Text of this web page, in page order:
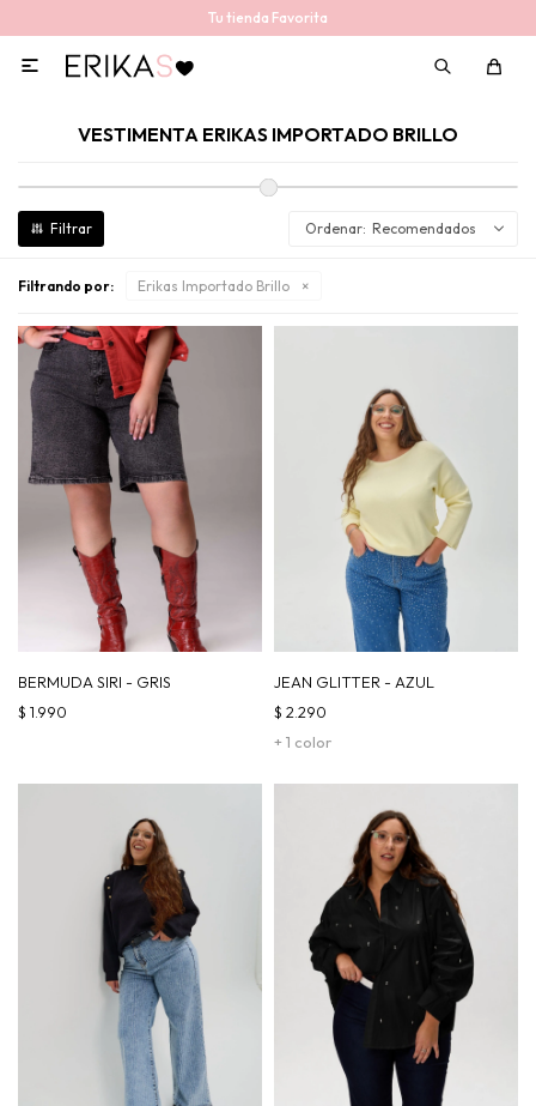
Tu tienda Favorita

VESTIMENTA ERIKAS IMPORTADO BRILLO
Recomendados
Filtrando por: Erikas Importado Brillo
BERMUDA SIRI - GRIS
$ 1.990
JEAN GLITTER - AZUL
+ 1 color
$ 2.290